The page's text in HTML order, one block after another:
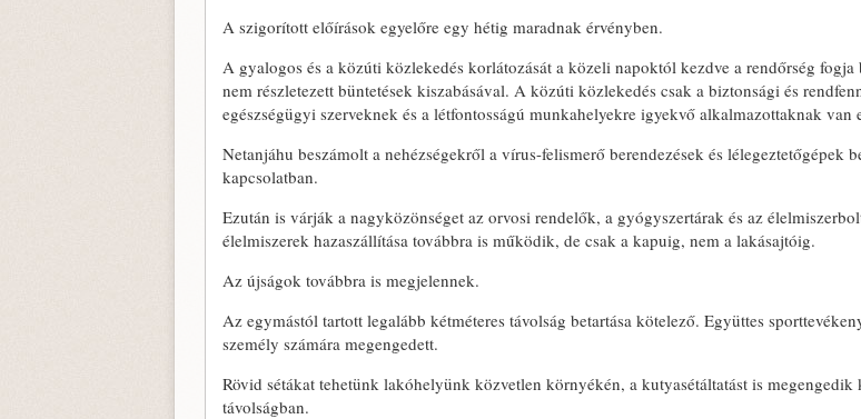
A szigorított előírások egyelőre egy hétig maradnak érvényben.
A gyalogos és a közúti közlekedés korlátozását a közeli napoktól kezdve a rendőrség fogja
nem részletezett büntetések kiszabásával. A közúti közlekedés csak a biztonsági és
egészségügyi szerveknek és a létfontosságú munkahelyekre igyekvő alkalmazottaknak van
Netanjáhu beszámolt a nehézségekről a vírus-felismerő berendezések és lélegeztetőgépek
kapcsolatban.
Ezután is várják a nagyközönséget az orvosi rendelők, a gyógyszertárak és az
élelmiszerek hazaszállítása továbbra is működik, de csak a kapuig, nem a lakásajtóig.
Az újságok továbbra is megjelennek.
Az egymástól tartott legalább kétméteres távolság betartása kötelező. Együttes
személy számára megengedett.
Rövid sétákat tehetünk lakóhelyünk közvetlen környékén, a kutyasétáltatást is megengedik
távolságban.